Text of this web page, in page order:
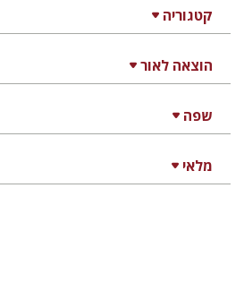
קטגוריה
הוצאה לאור
שפה
מלאי